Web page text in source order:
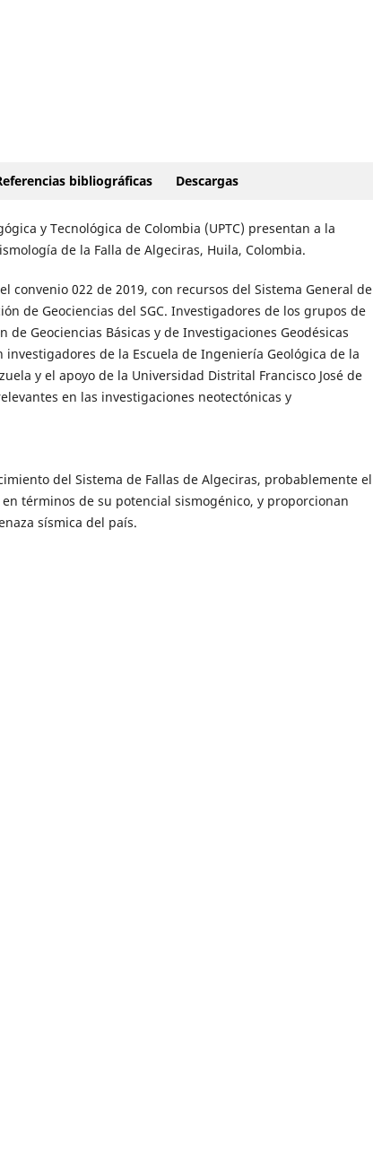
bibliográficas Descargas
y Tecnológica de Colombia (UPTC) presentan a la
de la Falla de Algeciras, Huila, Colombia.
022 de 2019, con recursos del Sistema General de
de Geociencias del SGC. Investigadores de los grupos de
Geociencias Básicas y de Investigaciones Geodésicas
investigadores de la Escuela de Ingeniería Geológica de la
y el apoyo de la Universidad Distrital Francisco José de
en las investigaciones neotectónicas y
del Sistema de Fallas de Algeciras, probablemente el
términos de su potencial sismogénico, y proporcionan
sísmica del país.